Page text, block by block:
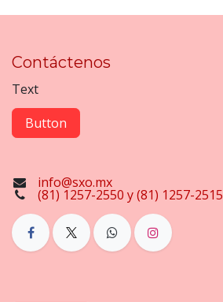
Contáctenos
Text
Button
info@sxo.mx
(81) 1257-2550 y (81) 1257-2515